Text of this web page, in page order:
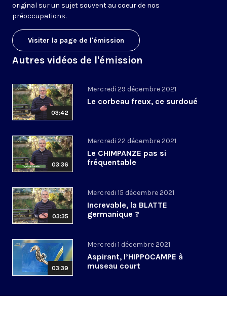
original sur un sujet souvent au coeur de nos
préoccupations.
Visiter la page de l'émission
Autres vidéos de l'émission
03:42
Mercredi 29 décembre 2021
Le corbeau freux, ce surdoué
03:36
Mercredi 22 décembre 2021
Le CHIMPANZE pas si
fréquentable
03:35
Mercredi 15 décembre 2021
Increvable, la BLATTE
germanique ?
03:39
Mercredi 1 décembre 2021
Aspirant, l’HIPPOCAMPE à
museau court